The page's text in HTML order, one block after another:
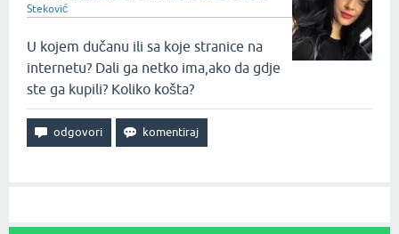
Steković
U kojem dučanu ili sa koje stranice na
internetu? Dali ga netko ima,ako da gdje
ste ga kupili? Koliko košta?